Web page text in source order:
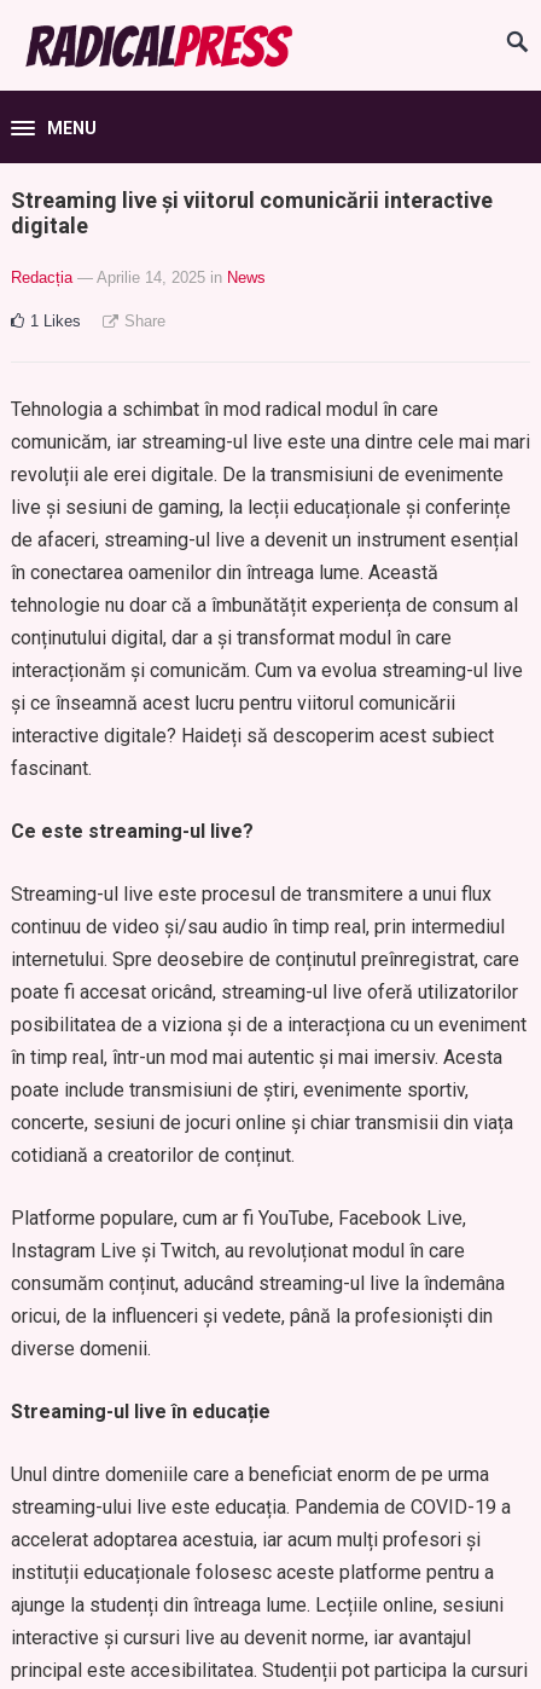
MENU
Streaming live și viitorul comunicării interactive
digitale
Redacția — Aprilie 14, 2025 in News
1 Likes Share
Tehnologia a schimbat în mod radical modul în care
comunicăm, iar streaming-ul live este una dintre cele mai mari
revoluții ale erei digitale. De la transmisiuni de evenimente
live și sesiuni de gaming, la lecții educaționale și conferințe
de afaceri, streaming-ul live a devenit un instrument esențial
în conectarea oamenilor din întreaga lume. Această
tehnologie nu doar că a îmbunătățit experiența de consum al
conținutului digital, dar a și transformat modul în care
interacționăm și comunicăm. Cum va evolua streaming-ul live
și ce înseamnă acest lucru pentru viitorul comunicării
interactive digitale? Haideți să descoperim acest subiect
fascinant.
Ce este streaming-ul live?
Streaming-ul live este procesul de transmitere a unui flux
continuu de video și/sau audio în timp real, prin intermediul
internetului. Spre deosebire de conținutul preînregistrat, care
poate fi accesat oricând, streaming-ul live oferă utilizatorilor
posibilitatea de a viziona și de a interacționa cu un eveniment
în timp real, într-un mod mai autentic și mai imersiv. Acesta
poate include transmisiuni de știri, evenimente sportiv,
concerte, sesiuni de jocuri online și chiar transmisii din viața
cotidiană a creatorilor de conținut.
Platforme populare, cum ar fi YouTube, Facebook Live,
Instagram Live și Twitch, au revoluționat modul în care
consumăm conținut, aducând streaming-ul live la îndemâna
oricui, de la influenceri și vedete, până la profesioniști din
diverse domenii.
Streaming-ul live în educație
Unul dintre domeniile care a beneficiat enorm de pe urma
streaming-ului live este educația. Pandemia de COVID-19 a
accelerat adoptarea acestuia, iar acum mulți profesori și
instituții educaționale folosesc aceste platforme pentru a
ajunge la studenți din întreaga lume. Lecțiile online, sesiuni
interactive și cursuri live au devenit norme, iar avantajul
principal este accesibilitatea. Studenții pot participa la cursuri